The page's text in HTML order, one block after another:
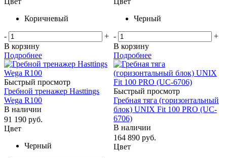
Коричневый
-
+
В корзину
Подробнее
Черный
-
+
В корзину
Подробнее
Быстрый просмотр
Гребной тренажер Hasttings
Wega R100
В наличии
91 190 руб.
Цвет
Черный
Быстрый просмотр
Гребная тяга (горизонтальный
блок) UNIX Fit 100 PRO (UC-
6706)
В наличии
164 890 руб.
Цвет